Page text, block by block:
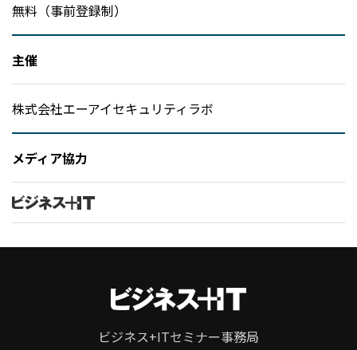
無料（事前登録制）
主催
株式会社エーアイセキュリティラボ
メディア協力
ビジネス+ITセミナー事務局